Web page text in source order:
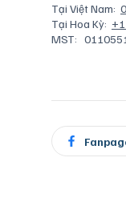
Tại Việt Nam:
Tại Hoa Kỳ:
MST: